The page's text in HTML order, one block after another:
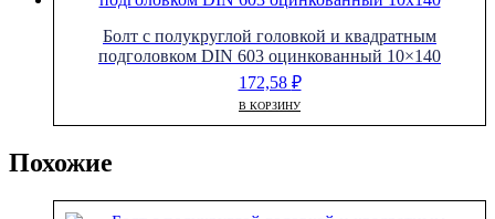
Болт с полукруглой головкой и квадратным
подголовком DIN 603 оцинкованный 10×140
172,58 ₽
В КОРЗИНУ
Похожие